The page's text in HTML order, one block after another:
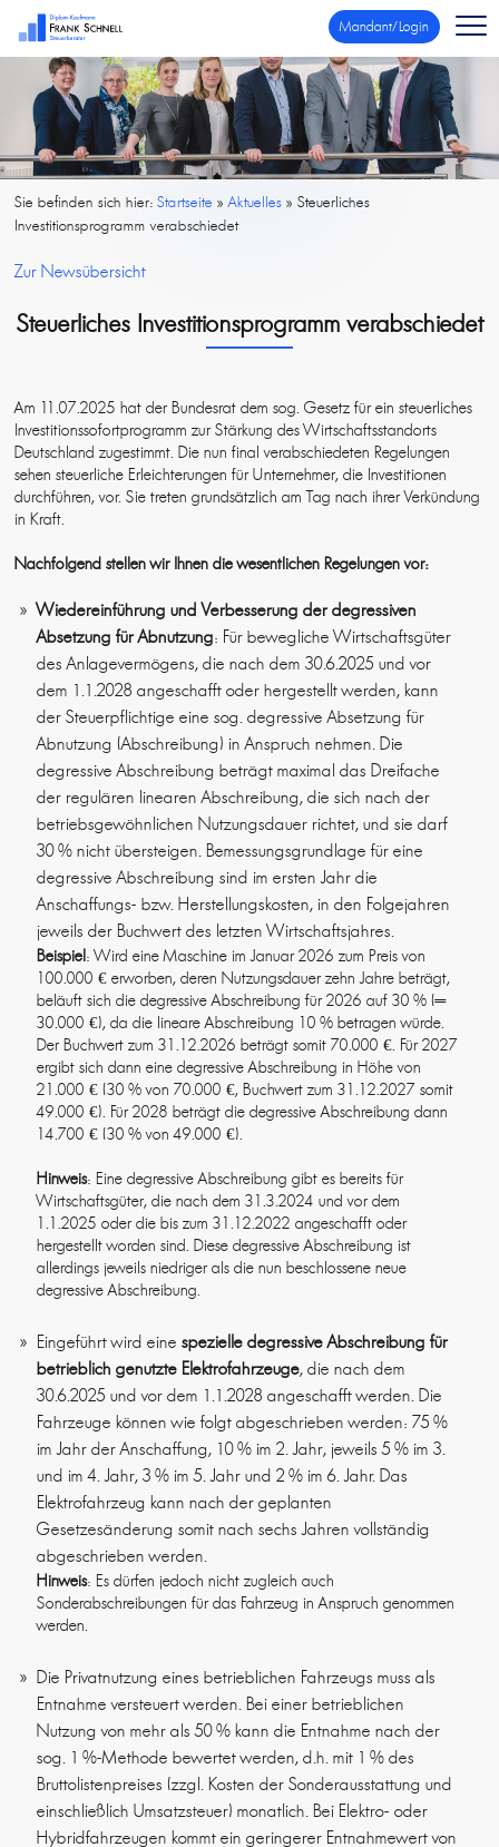
Mandant/Login
Sie befinden sich hier:Startseite »Aktuelles »Steuerliches
Investitionsprogramm verabschiedet
Zur Newsübersicht
Steuerliches Investitionsprogramm verabschiedet
Am 11.07.2025 hat der Bundesrat dem sog. Gesetz für ein steuerliches
Investitionssofortprogramm zur Stärkung des Wirtschaftsstandorts
Deutschland zugestimmt. Die nun final verabschiedeten Regelungen
sehen steuerliche Erleichterungen für Unternehmer, die Investitionen
durchführen, vor. Sie treten grundsätzlich am Tag nach ihrer Verkündung
in Kraft.
Nachfolgend stellen wir Ihnen die wesentlichen Regelungen vor:
Wiedereinführung und Verbesserung der degressiven
Absetzung für Abnutzung: Für bewegliche Wirtschaftsgüter
des Anlagevermögens, die nach dem 30.6.2025 und vor
dem 1.1.2028 angeschafft oder hergestellt werden, kann
der Steuerpflichtige eine sog. degressive Absetzung für
Abnutzung (Abschreibung) in Anspruch nehmen. Die
degressive Abschreibung beträgt maximal das Dreifache
der regulären linearen Abschreibung, die sich nach der
betriebsgewöhnlichen Nutzungsdauer richtet, und sie darf
30 % nicht übersteigen. Bemessungsgrundlage für eine
degressive Abschreibung sind im ersten Jahr die
Anschaffungs- bzw. Herstellungskosten, in den Folgejahren
jeweils der Buchwert des letzten Wirtschaftsjahres.
Beispiel : Wird eine Maschine im Januar 2026 zum Preis von
100.000 € erworben, deren Nutzungsdauer zehn Jahre beträgt,
beläuft sich die degressive Abschreibung für 2026 auf 30 % (=
30.000 €), da die lineare Abschreibung 10 % betragen würde.
Der Buchwert zum 31.12.2026 beträgt somit 70.000 €. Für 2027
ergibt sich dann eine degressive Abschreibung in Höhe von
21.000 € (30 % von 70.000 €, Buchwert zum 31.12.2027 somit
49.000 €). Für 2028 beträgt die degressive Abschreibung dann
14.700 € (30 % von 49.000 €).
Hinweis: Eine degressive Abschreibung gibt es bereits für
Wirtschaftsgüter, die nach dem 31.3.2024 und vor dem
1.1.2025 oder die bis zum 31.12.2022 angeschafft oder
hergestellt worden sind. Diese degressive Abschreibung ist
allerdings jeweils niedriger als die nun beschlossene neue
degressive Abschreibung.
Eingeführt wird einespezielle degressive Abschreibung für
betrieblich genutzte Elektrofahrzeuge, die nach dem
30.6.2025 und vor dem 1.1.2028 angeschafft werden. Die
Fahrzeuge können wie folgt abgeschrieben werden: 75 %
im Jahr der Anschaffung, 10 % im 2. Jahr, jeweils 5 % im 3.
und im 4. Jahr, 3 % im 5. Jahr und 2 % im 6. Jahr. Das
Elektrofahrzeug kann nach der geplanten
Gesetzesänderung somit nach sechs Jahren vollständig
abgeschrieben werden.
Hinweis: Es dürfen jedoch nicht zugleich auch
Sonderabschreibungen für das Fahrzeug in Anspruch genommen
werden.
Die Privatnutzung eines betrieblichen Fahrzeugs muss als
Entnahme versteuert werden. Bei einer betrieblichen
Nutzung von mehr als 50 % kann die Entnahme nach der
sog. 1 %-Methode bewertet werden, d.h. mit 1 % des
Bruttolistenpreises (zzgl. Kosten der Sonderausstattung und
einschließlich Umsatzsteuer) monatlich. Bei Elektro- oder
Hybridfahrzeugen kommt ein geringerer Entnahmewert von